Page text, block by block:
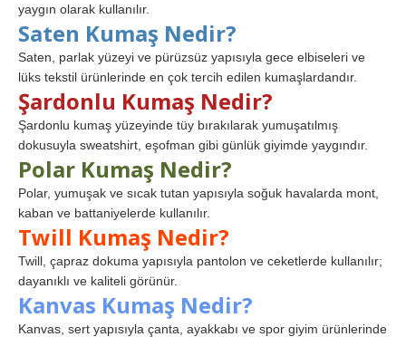
yaygın olarak kullanılır.
Saten Kumaş Nedir?
Saten, parlak yüzeyi ve pürüzsüz yapısıyla gece elbiseleri ve
lüks tekstil ürünlerinde en çok tercih edilen kumaşlardandır.
Şardonlu Kumaş Nedir?
Şardonlu kumaş yüzeyinde tüy bırakılarak yumuşatılmış
dokusuyla sweatshirt, eşofman gibi günlük giyimde yaygındır.
Polar Kumaş Nedir?
Polar, yumuşak ve sıcak tutan yapısıyla soğuk havalarda mont,
kaban ve battaniyelerde kullanılır.
Twill Kumaş Nedir?
Twill, çapraz dokuma yapısıyla pantolon ve ceketlerde kullanılır;
dayanıklı ve kaliteli görünür.
Kanvas Kumaş Nedir?
Kanvas, sert yapısıyla çanta, ayakkabı ve spor giyim ürünlerinde